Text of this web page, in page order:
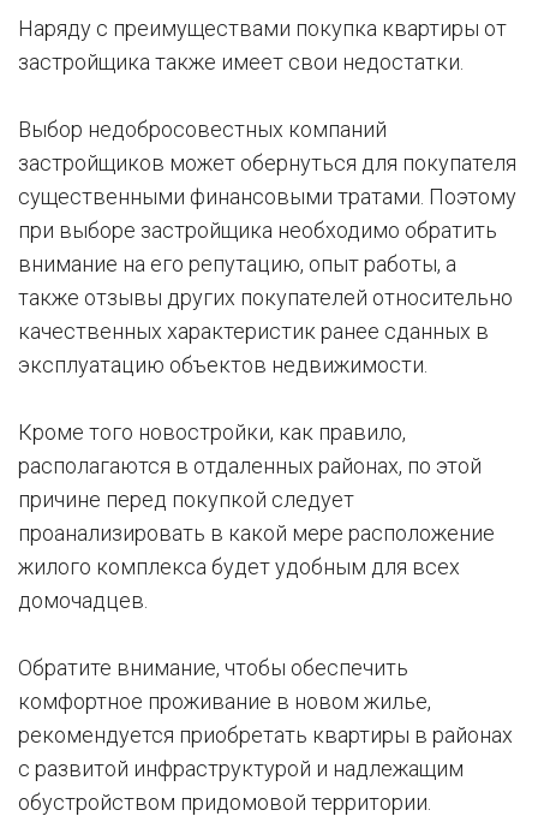
Наряду с преимуществами покупка квартиры от
застройщика также имеет свои недостатки.
Выбор недобросовестных компаний
застройщиков может обернуться для покупателя
существенными финансовыми тратами. Поэтому
при выборе застройщика необходимо обратить
внимание на его репутацию, опыт работы, а
также отзывы других покупателей относительно
качественных характеристик ранее сданных в
эксплуатацию объектов недвижимости.
Кроме того новостройки, как правило,
располагаются в отдаленных районах, по этой
причине перед покупкой следует
проанализировать в какой мере расположение
жилого комплекса будет удобным для всех
домочадцев.
Обратите внимание, чтобы обеспечить
комфортное проживание в новом жилье,
рекомендуется приобретать квартиры в районах
с развитой инфраструктурой и надлежащим
обустройством придомовой территории.